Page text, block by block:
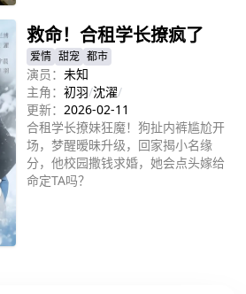
救命！合租学长撩疯了
爱情 甜宠 都市
演员： 未知
主角： 初羽/沈濯/
更新： 2026-02-11
合租学长撩妹狂魔！狗扯内裤尴尬开
场，梦醒暧昧升级，回家揭小名缘
分，他校园撒钱求婚，她会点头嫁给
命定TA吗？